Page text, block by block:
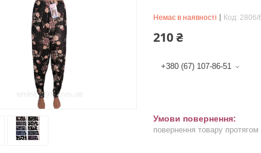
Немає в наявності Код: 2806/
210 ₴
+380 (67) 107-86-51
повернення товару протягом